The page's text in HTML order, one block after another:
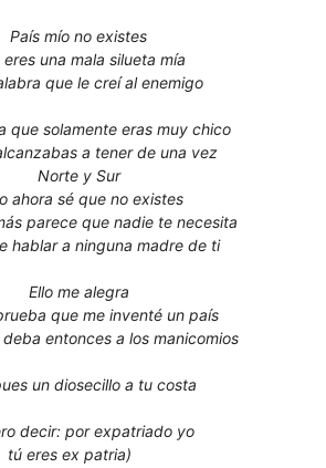
País mío no existes
eres una mala silueta mía
que le creí al enemigo
que solamente eras muy chico
a tener de una vez
Norte y Sur
ahora sé que no existes
parece que nadie te necesita
hablar a ninguna madre de ti
Ello me alegra
que me inventé un país
entonces a los manicomios
un diosecillo a tu costa
decir: por expatriado yo
tú eres ex patria)